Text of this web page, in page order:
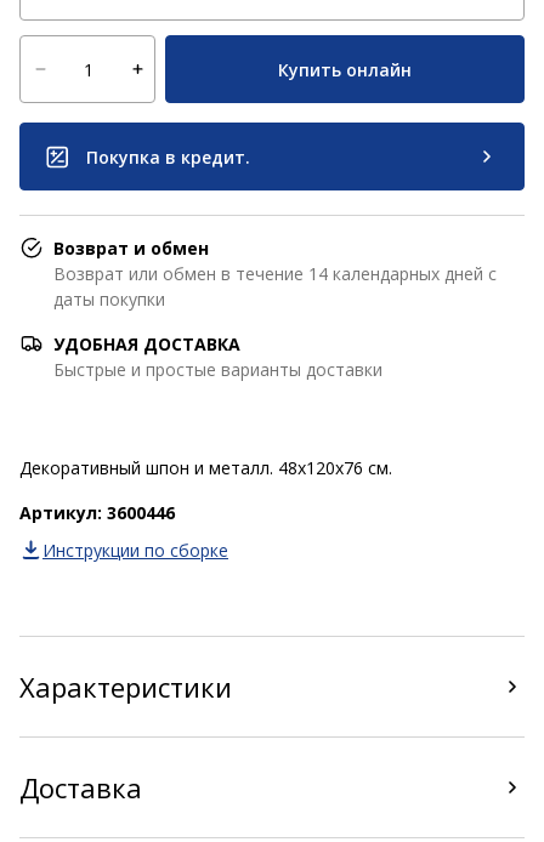
Купить онлайн
Покупка в кредит.
Возврат и обмен
Возврат или обмен в течение 14 календарных дней с
даты покупки
УДОБНАЯ ДОСТАВКА
Быстрые и простые варианты доставки
Декоративный шпон и металл. 48x120x76 см.
Артикул: 3600446
Инструкции по сборке
Характеристики
Доставка